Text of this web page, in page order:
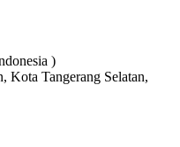
)
Kota Tangerang Selatan,